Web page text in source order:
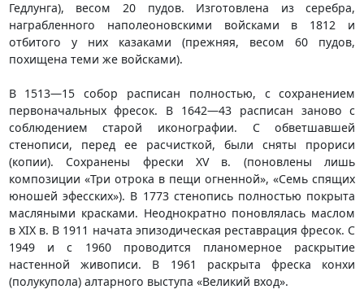
Гедлунга), весом 20 пудов. Изготовлена из серебра,
награбленного наполеоновскими войсками в 1812 и
отбитого у них казаками (прежняя, весом 60 пудов,
похищена теми же войсками).
В 1513—15 собор расписан полностью, с сохранением
первоначальных фресок. В 1642—43 расписан заново с
соблюдением старой иконографии. С обветшавшей
стенописи, перед ее расчисткой, были сняты прориси
(копии). Сохранены фрески XV в. (поновлены лишь
композиции «Три отрока в пещи огненной», «Семь спящих
юношей эфесских»). В 1773 стенопись полностью покрыта
масляными красками. Неоднократно поновлялась маслом
в XIX в. В 1911 начата эпизодическая реставрация фресок. С
1949 и с 1960 проводится планомерное раскрытие
настенной живописи. В 1961 раскрыта фреска конхи
(полукупола) алтарного выступа «Великий вход».